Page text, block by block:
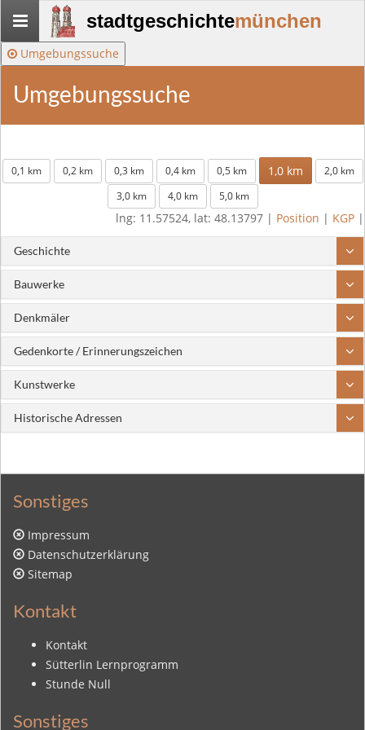
Stadtgeschichte-
München
stadtgeschichtemünchen
Umgebungssuche
Umgebungssuche
0,1 km 0,2 km 0,3 km 0,4 km 0,5 km 1,0 km
2,0 km
3,0 km
4,0 km 5,0 km
lng: 11.57524, lat: 48.13797 | Position | KGP |
Geschichte
Bauwerke
Denkmäler
Gedenkorte / Erinnerungszeichen
Kunstwerke
Historische Adressen
Sonstiges
Impressum
Datenschutzerklärung
Sitemap
Kontakt
Kontakt
Sütterlin Lernprogramm
Stunde Null
Sonstiges